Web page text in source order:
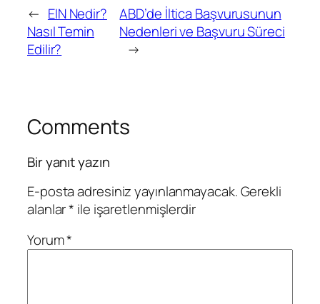
← EIN Nedir?
Nasıl Temin
Edilir?
ABD’de İltica Başvurusunun
Nedenleri ve Başvuru Süreci
→
Comments
Bir yanıt yazın
E-posta adresiniz yayınlanmayacak.Gerekli
alanlar* ile işaretlenmişlerdir
Yorum*